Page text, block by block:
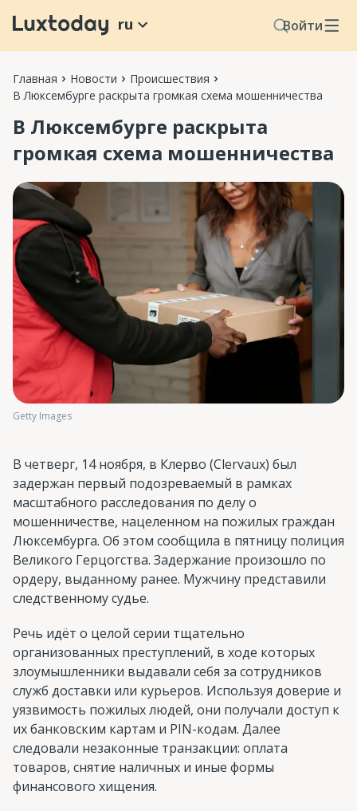
Войти
ru
Главная Новости
Происшествия
В Люксембурге раскрыта громкая схема мошенничества
В Люксембурге раскрыта
громкая схема мошенничества
Getty Images
В четверг, 14 ноября, в Клерво (Clervaux) был
задержан первый подозреваемый в рамках
масштабного расследования по делу о
мошенничестве, нацеленном на пожилых граждан
Люксембурга. Об этом сообщила в пятницу полиция
Великого Герцогства. Задержание произошло по
ордеру, выданному ранее. Мужчину представили
следственному судье.
Речь идёт о целой серии тщательно
организованных преступлений, в ходе которых
злоумышленники выдавали себя за сотрудников
служб доставки или курьеров. Используя доверие и
уязвимость пожилых людей, они получали доступ к
их банковским картам и PIN-кодам. Далее
следовали незаконные транзакции: оплата
товаров, снятие наличных и иные формы
финансового хищения.